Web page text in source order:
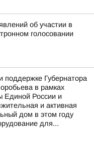
об участии в
голосовании
поддержке Губернатора
в рамках
Единой России и
и активная
дом в этом году
для...